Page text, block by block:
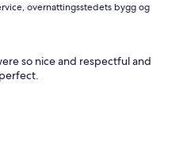
overnattingsstedets bygg og
so nice and respectful and